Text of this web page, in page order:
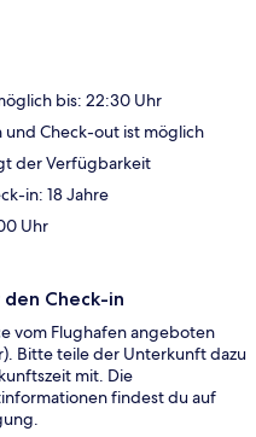
bis: 22:30 Uhr
und Check-out ist möglich
der Verfügbarkeit
in: 18 Jahre
Uhr
Check-in
vom Flughafen angeboten
Bitte teile der Unterkunft dazu
mit. Die
findest du auf